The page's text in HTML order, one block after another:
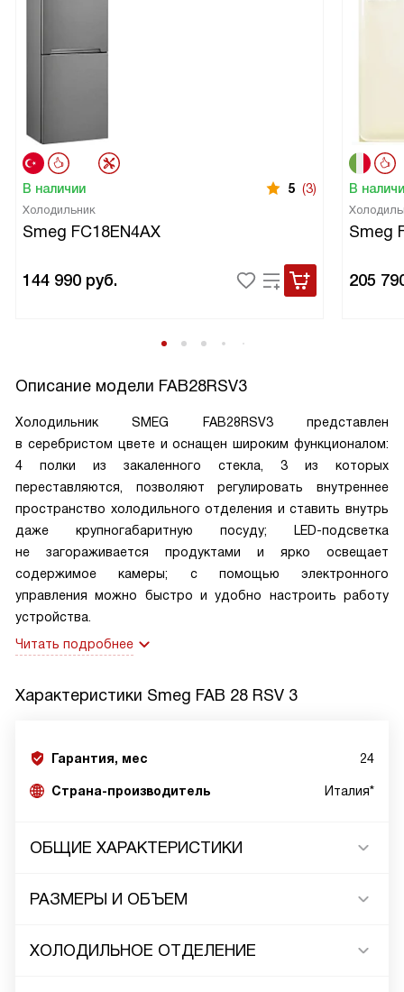
В наличии 5 (3)
Холодильник
Smeg FC18EN4AX
144 990 руб.
В
Smeg
205
Описание модели FAB28RSV3
Холодильник SMEG FAB28RSV3 представлен
в серебристом цвете и оснащен широким функционалом:
4 полки из закаленного стекла, 3 из которых
переставляются, позволяют регулировать внутреннее
пространство холодильного отделения и ставить внутрь
даже крупногабаритную посуду; LED-подсветка
не загораживается продуктами и ярко освещает
содержимое камеры; с помощью электронного
управления можно быстро и удобно настроить работу
устройства.
Читать подробнее
Характеристики Smeg FAB 28 RSV 3
Гарантия, мес 24
Страна-производитель Италия*
ОБЩИЕ ХАРАКТЕРИСТИКИ
РАЗМЕРЫ И ОБЪЕМ
ХОЛОДИЛЬНОЕ ОТДЕЛЕНИЕ